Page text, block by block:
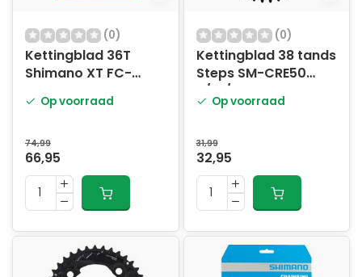
(0)
Kettingblad 36T
Shimano XT FC-
Op voorraad
74,99
66,95
(0)
Kettingblad 38 tands
Steps SM-CRE50
9/10/11 speed -
zwart
Op voorraad
31,99
32,95